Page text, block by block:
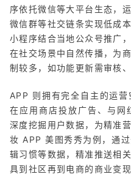
序依托微信等大平台生态，
微信群等社交链条实现低成
小程序结合当地公众号推广
在社交场景中自然传播，为
制较多，如功能更新需审核
APP 则拥有完全自主的运
在应用商店投放广告、与
深度挖掘用户数据，为精准
妆 APP 美图秀秀为例，通
辑习惯等数据，精准推送相
具到社区再到电商的商业变